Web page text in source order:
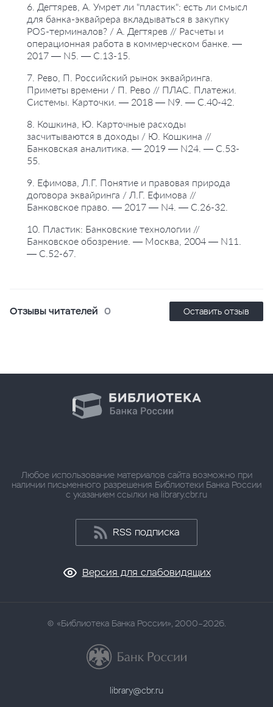
6. Дегтярев, А. Умрет ли "пластик": есть ли смысл
для банка-эквайрера вкладываться в закупку
POS-терминалов? / А. Дегтярев // Расчеты и
операционная работа в коммерческом банке. —
2017 — N5. — С.13-15.
7. Рево, П. Российский рынок эквайринга.
Приметы времени / П. Рево // ПЛАС. Платежи.
Системы. Карточки. — 2018 — N9. — С.40-42.
8. Кошкина, Ю. Карточные расходы
засчитываются в доходы / Ю. Кошкина //
Банковская аналитика. — 2019 — N24. — С.53-
55.
9. Ефимова, Л.Г. Понятие и правовая природа
договора эквайринга / Л.Г. Ефимова //
Банковское право. — 2017 — N4. — С.26-32.
10. Пластик: Банковские технологии //
Банковское обозрение. — Москва, 2004 — N11.
— С.52-67.
Отзывы читателей 0 Оставить отзыв
Любое использование материалов сайта возможно при
наличии письменного разрешения Библиотеки Банка России
с указанием ссылки на library.cbr.ru
RSS подписка
Версия для слабовидящих
«Библиотека Банка России», 2000–2026.
library@cbr.ru